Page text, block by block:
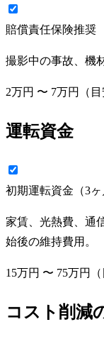
賠償責任保険推奨
撮影中の事故、機
2万円 〜 7万円 （
運転資金
初期運転資金（3ヶ
家賃、光熱費、通
始後の維持費用。
15万円 〜 75万円
コスト削減